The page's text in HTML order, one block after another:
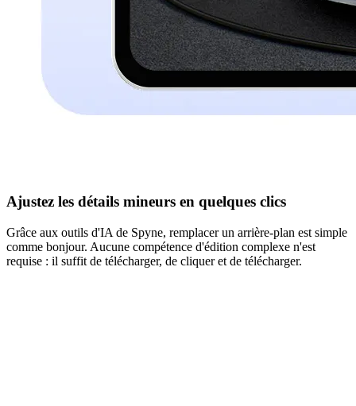
Ajustez les détails mineurs en quelques clics
Grâce aux outils d'IA de Spyne, remplacer un arrière-plan est simple
comme bonjour. Aucune compétence d'édition complexe n'est
requise : il suffit de télécharger, de cliquer et de télécharger.